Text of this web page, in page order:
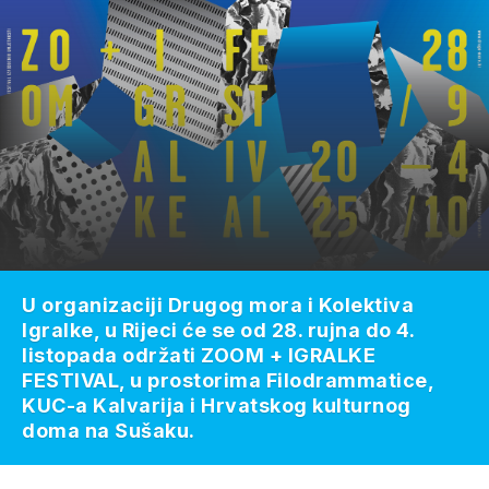
U organizaciji Drugog mora i Kolektiva
Igralke, u Rijeci će se od 28. rujna do 4.
listopada održati ZOOM + IGRALKE
FESTIVAL, u prostorima Filodrammatice,
KUC-a Kalvarija i Hrvatskog kulturnog
doma na Sušaku.